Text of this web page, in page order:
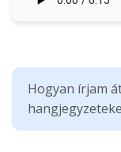
Hogyan írjam